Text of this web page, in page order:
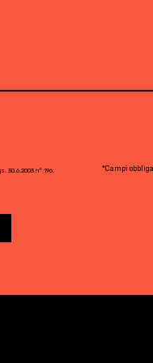
30.6.2003 n° 196.
*Campi